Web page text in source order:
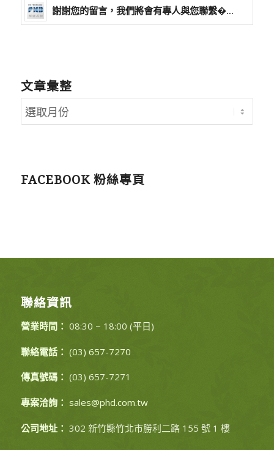
謝謝您的留言，我們將會有專人與您聯繫�...
文章彙整
FACEBOOK 粉絲專頁
聯絡資訊
營業時間： 08:30 ~ 18:00 (平日)
聯絡電話： (03) 657-7270
傳真號碼： (03) 657-7271
專案洽詢： sales@phd.com.tw
公司地址： 302 新竹縣竹北市勝利二路 155 號 1 樓